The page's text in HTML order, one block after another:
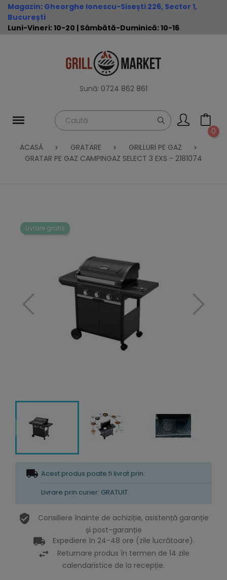
Magazin: Gheorghe Ionescu-Sisești 226, Sector 1,
București
Luni-Vineri: 10-20 | Sâmbătă-Duminică: 10-16
Sună: 0724 862 861
0
ACASĂ
GRATARE
GRILLURI PE GAZ
GRATAR PE GAZ CAMPINGAZ SELECT 3 EXS - 2181074
Acest produs poate fi livrat prin:
Livrare prin curier: GRATUIT
Consiliere înainte de achiziție, asistență garanție
și post-garanție
Expediere în 24-48 ore (zile lucrătoare).
Returnare produs în termen de 14 zile
calendaristice de la recepție.
Livrare gratis